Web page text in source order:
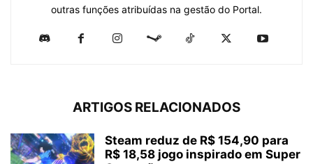
outras funções atribuídas na gestão do Portal.
ARTIGOS RELACIONADOS
Steam reduz de R$ 154,90 para
R$ 18,58 jogo inspirado em Super